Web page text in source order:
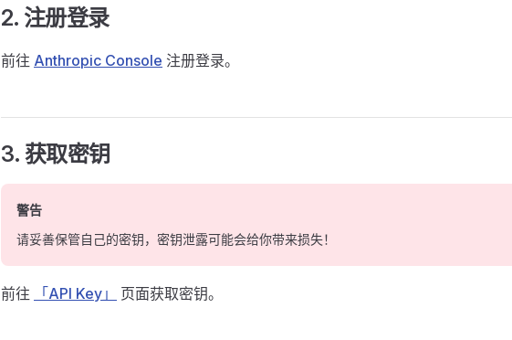
2. 注册登录
前往 Anthropic Console 注册登录。
3. 获取密钥
警告
请妥善保管自己的密钥，密钥泄露可能会给你带来损失！
前往 「API Key」 页面获取密钥。